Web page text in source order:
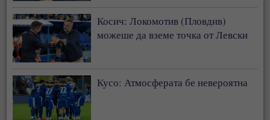
Косич: Локомотив (Пловдив)
можеше да вземе точка от Левски
Кусо: Атмосферата бе невероятна